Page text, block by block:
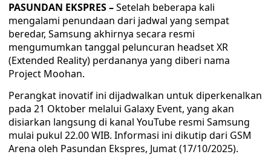
PASUNDAN EKSPRES –Setelah beberapa kali
mengalami penundaan dari jadwal yang sempat
beredar, Samsung akhirnya secara resmi
mengumumkan tanggal peluncuran headset XR
(Extended Reality) perdananya yang diberi nama
Project Moohan.
Perangkat inovatif ini dijadwalkan untuk diperkenalkan
pada 21 Oktober melalui Galaxy Event, yang akan
disiarkan langsung di kanal YouTube resmi Samsung
mulai pukul 22.00 WIB. Informasi ini dikutip dari GSM
Arena oleh Pasundan Ekspres, Jumat (17/10/2025).